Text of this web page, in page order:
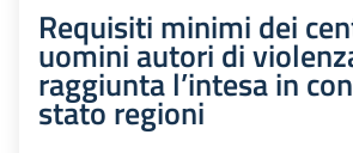
Requisiti minimi dei
uomini autori di
raggiunta l’intesa in
stato regioni